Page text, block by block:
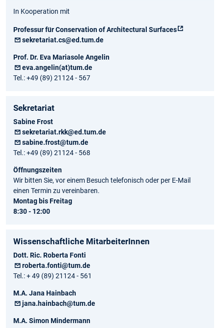
In Kooperation mit
Professur für Conservation of Architectural Surfaces
sekretariat.cs@ed.tum.de
Prof. Dr. Eva Mariasole Angelin
eva.angelin(at)tum.de
Tel.: +49 (89) 21124 - 567
Sekretariat
Sabine Frost
sekretariat.rkk@ed.tum.de
sabine.frost@tum.de
Tel.: +49 (89) 21124 - 568
Öffnungszeiten
Wir bitten Sie, vor einem Besuch telefonisch oder per E-Mail
einen Termin zu vereinbaren.
Montag bis Freitag
8:30 - 12:00
Wissenschaftliche MitarbeiterInnen
Dott. Ric. Roberta Fonti
roberta.fonti@tum.de
Tel.: + 49 (89) 21124 - 561
M.A. Jana Hainbach
jana.hainbach@tum.de
M.A. Simon Mindermann